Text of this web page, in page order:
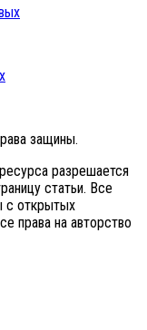
защины.
разрешается
статьи. Все
с открытых
права на авторство